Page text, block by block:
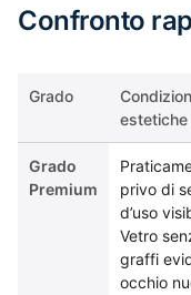
Confronto
Grado
estetiche
Grado
Premium
privo di
d’uso
Vetro
graffi
occhio